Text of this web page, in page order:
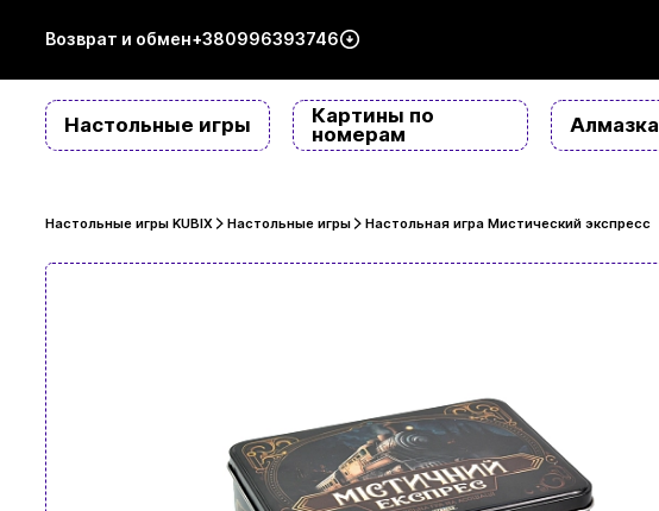
Возврат и обмен+380996393746
Настольные игры
Картины по
номерам
Алмазка
Настольные игры KUBIX Настольные игры Настольная игра Мистический экспресс